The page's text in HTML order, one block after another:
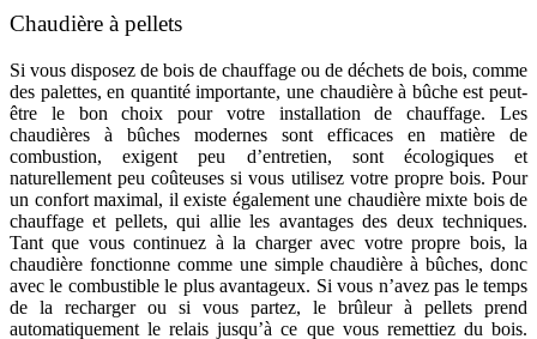
Chaudière à pellets
Si vous disposez de bois de chauffage ou de déchets de bois, comme
des palettes, en quantité importante, une chaudière à bûche est peut-
être le bon choix pour votre installation de chauffage. Les
chaudières à bûches modernes sont efficaces en matière de
combustion, exigent peu d’entretien, sont écologiques et
naturellement peu coûteuses si vous utilisez votre propre bois. Pour
un confort maximal, il existe également une chaudière mixte bois de
chauffage et pellets, qui allie les avantages des deux techniques.
Tant que vous continuez à la charger avec votre propre bois, la
chaudière fonctionne comme une simple chaudière à bûches, donc
avec le combustible le plus avantageux. Si vous n’avez pas le temps
de la recharger ou si vous partez, le brûleur à pellets prend
automatiquement le relais jusqu’à ce que vous remettiez du bois.